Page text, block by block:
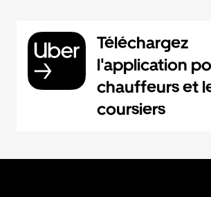
Téléchargez
l'application
chauffeurs et
coursiers